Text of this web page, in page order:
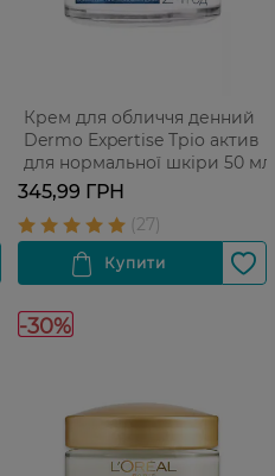
Крем для обличчя денний
Dermo Expertise Тріо актив
для нормальної шкіри 50 мл
345,99 ГРН
-30%